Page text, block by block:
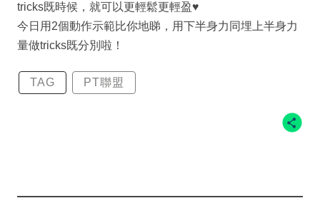
tricks既時候，就可以更輕鬆更輕盈♥️
今日用2個動作示範比你地睇，用下半身力同埋上半身力
量做tricks既分別啦！
TAG PT聯盟